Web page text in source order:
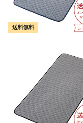
送料無料